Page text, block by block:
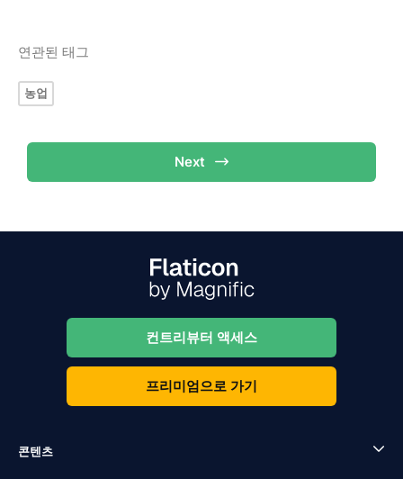
연관된 태그
농업
Next
컨트리뷰터 액세스
프리미엄으로 가기
콘텐츠